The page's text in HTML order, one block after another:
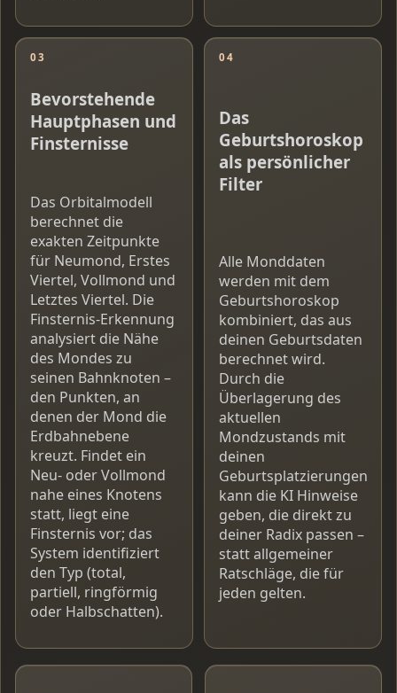
03
Bevorstehende
Hauptphasen und
Finsternisse
Das Orbitalmodell
berechnet die
exakten Zeitpunkte
für Neumond, Erstes
Viertel, Vollmond und
Letztes Viertel. Die
Finsternis-Erkennung
analysiert die Nähe
des Mondes zu
seinen Bahnknoten –
den Punkten, an
denen der Mond die
Erdbahnebene
kreuzt. Findet ein
Neu- oder Vollmond
nahe eines Knotens
statt, liegt eine
Finsternis vor; das
System identifiziert
den Typ (total,
partiell, ringförmig
oder Halbschatten).
04
Das
Geburtshoroskop
als persönlicher
Filter
Alle Monddaten
werden mit dem
Geburtshoroskop
kombiniert, das aus
deinen Geburtsdaten
berechnet wird.
Durch die
Überlagerung des
aktuellen
Mondzustands mit
deinen
Geburtsplatzierungen
kann die KI Hinweise
geben, die direkt zu
deiner Radix passen –
statt allgemeiner
Ratschläge, die für
jeden gelten.